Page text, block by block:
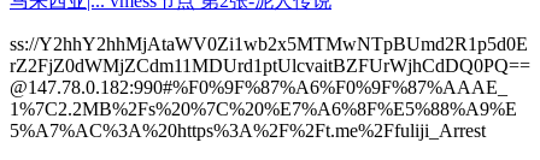
ss://Y2hhY2hhMjAtaWV0Zi1wb2x5MTMwNTpBUmd2R1p5d0E
rZ2FjZ0dWMjZCdm11MDUrd1ptUlcvaitBZFUrWjhCdDQ0PQ==
@147.78.0.182:990#%F0%9F%87%A6%F0%9F%87%AAAE_
1%7C2.2MB%2Fs%20%7C%20%E7%A6%8F%E5%88%A9%E
5%A7%AC%3A%20https%3A%2F%2Ft.me%2Ffuliji_Arrest